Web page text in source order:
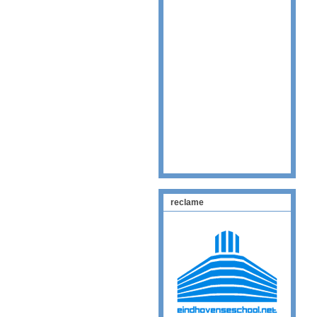
reclame